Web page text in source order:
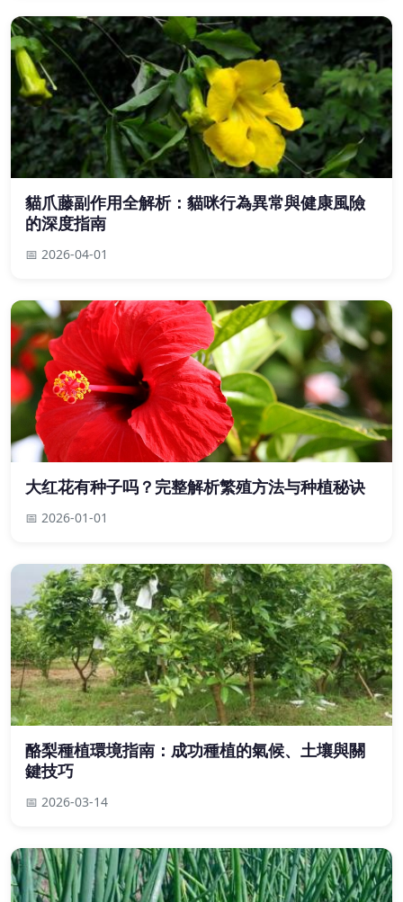
貓爪藤副作用全解析：貓咪行為異常與健康風險
的深度指南
📅 2026-04-01
大红花有种子吗？完整解析繁殖方法与种植秘诀
📅 2026-01-01
酪梨種植環境指南：成功種植的氣候、土壤與關
鍵技巧
📅 2026-03-14